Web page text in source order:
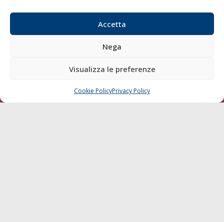
Accetta
Nega
Visualizza le preferenze
Cookie PolicyPrivacy Policy
Privacy Policy
Mappa del sito
CHIAMA SCRIVI